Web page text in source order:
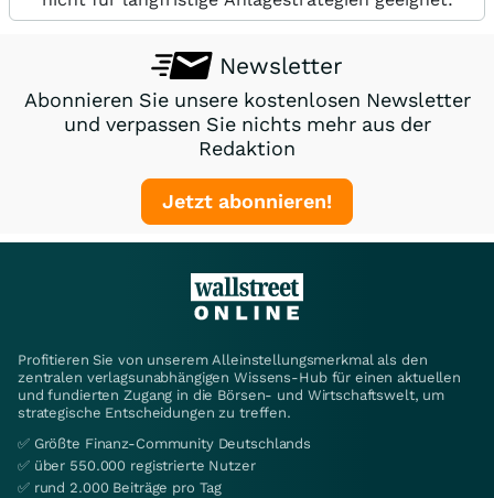
Newsletter
Abonnieren Sie unsere kostenlosen Newsletter
und verpassen Sie nichts mehr aus der
Redaktion
Jetzt abonnieren!
Profitieren Sie von unserem Alleinstellungsmerkmal als den
zentralen verlagsunabhängigen Wissens-Hub für einen aktuellen
und fundierten Zugang in die Börsen- und Wirtschaftswelt, um
strategische Entscheidungen zu treffen.
✅ Größte Finanz-Community Deutschlands
✅ über 550.000 registrierte Nutzer
✅ rund 2.000 Beiträge pro Tag